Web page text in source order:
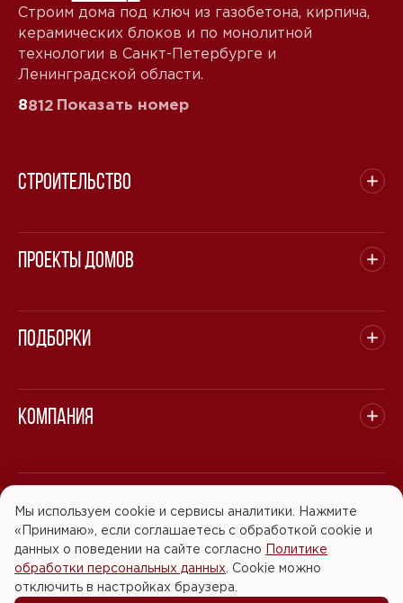
Строим дома под ключ из газобетона, кирпича,
керамических блоков и по монолитной
технологии в Санкт-Петербурге и
Ленинградской области.
8812 Показать номер
Строительство
Проекты домов
Подборки
Компания
© 2008 - 2026 ООО "БАСТЭН". Все права защищены.
Политика обработки персональных данных
Согласие на обработку персональных данных
Мы используем cookie и сервисы аналитики. Нажмите
«Принимаю», если соглашаетесь с обработкой cookie и
данных о поведении на сайте согласно Политике
обработки персональных данных . Cookie можно
отключить в настройках браузера.